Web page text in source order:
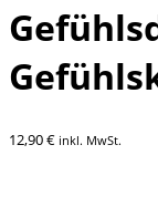
12,90€ inkl. MwSt.